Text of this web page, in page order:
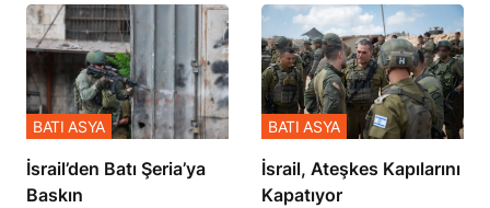
​​​​​​​İsrail’den Batı Şeria’ya
Baskın
BATI ASYA
İsrail, Ateşkes Kapılarını
Kapatıyor
BATI ASYA